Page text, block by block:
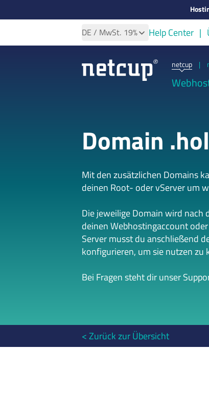
DE / MwSt. 19% Help Center
netcup |
Domain
Mit den zusätzlichen Domains
deinen Root- oder vServer um
Die jeweilige Domain wird
deinen Webhostingaccount
Server musst du anschließend
konfigurieren, um sie nutzen zu
Bei Fragen steht dir unser
Zurück zur Übersicht